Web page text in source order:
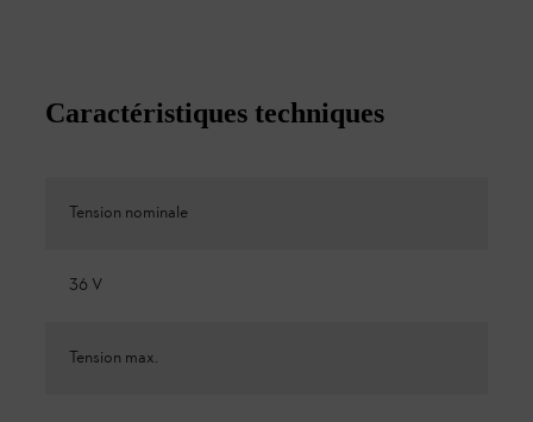
Caractéristiques techniques
Tension nominale
36 V
Tension max.